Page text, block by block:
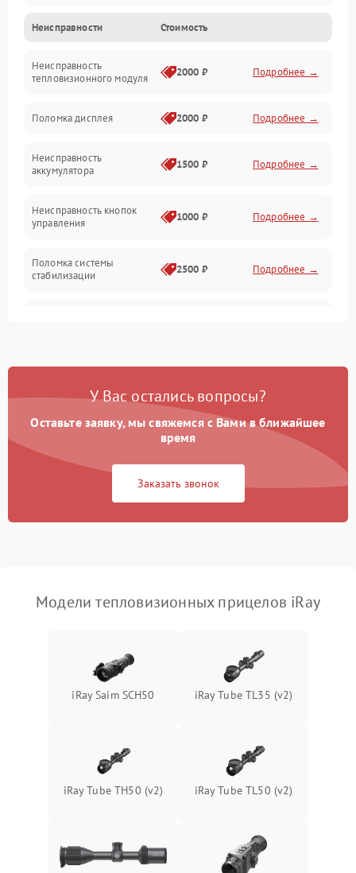
Измерения
Матрица
Неисправности Стоимость
Неисправность
тепловизионного модуля
2000 ₽ Подробнее →
Поломка дисплея 2000 ₽ Подробнее →
Неисправность
аккумулятора
1500 ₽ Подробнее →
Неисправность кнопок
управления
1000 ₽ Подробнее →
Поломка системы
стабилизации
2500 ₽ Подробнее →
Неисправность системы
Поломка системы GPS 2000 ₽ Подробнее →
Повреждение системы
защиты от перегрузок
1500 ₽
автоматического
1500 ₽ Подробнее →
Неисправность системы
защиты от
1500 ₽ Подробнее →
Неисправность системы
защиты от замыкания
Подробнее →
Неисправность системы
Поломка системы защиты
от перенапряжения
Подробнее →
У Вас остались вопросы?
Оставьте заявку, мы свяжемся с Вами в ближайшее
время
Заказать звонок
Модели тепловизионных прицелов iRay
iRay Saim SCH50 iRay Tube TL35 (v2)
iRay Tube TH50 (v2) iRay Tube TL50 (v2)